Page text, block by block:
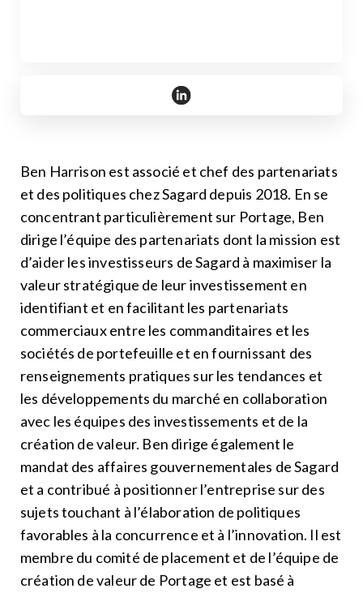
https://www.linkedin.com/in/
Ben Harrison est associé et chef des partenariats
et des politiques chez Sagard depuis 2018. En se
concentrant particulièrement sur Portage, Ben
dirige l’équipe des partenariats dont la mission est
d’aider les investisseurs de Sagard à maximiser la
valeur stratégique de leur investissement en
identifiant et en facilitant les partenariats
commerciaux entre les commanditaires et les
sociétés de portefeuille et en fournissant des
renseignements pratiques sur les tendances et
les développements du marché en collaboration
avec les équipes des investissements et de la
création de valeur. Ben dirige également le
mandat des affaires gouvernementales de Sagard
et a contribué à positionner l’entreprise sur des
sujets touchant à l’élaboration de politiques
favorables à la concurrence et à l’innovation. Il est
membre du comité de placement et de l’équipe de
création de valeur de Portage et est basé à